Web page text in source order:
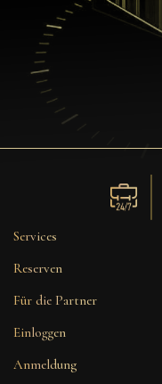
Services
Reserven
Für die Partner
Einloggen
Anmeldung